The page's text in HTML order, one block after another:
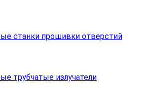
станки прошивки отверстий
трубчатые излучатели